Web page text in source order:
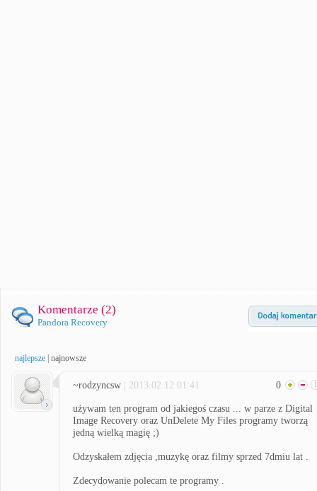
Komentarze (2)
Pandora Recovery
najlepsze najnowsze
~rodzyncsw | 2013.02.12 01:41 0
używam ten program od jakiegoś czasu ... w parze z Digital
Image Recovery oraz UnDelete My Files programy tworzą
jedną wielką magię ;)
Odzyskałem zdjęcia ,muzykę oraz filmy sprzed 7dmiu lat .
Zdecydowanie polecam te programy .